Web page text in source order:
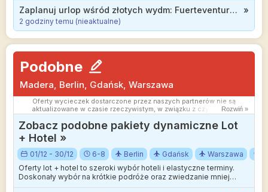
Zaplanuj urlop wśród złotych wydm: Fuerteventura, 3* hotel z all inclusive od 1237 zł »
2 godziny temu (nieaktualne)
Podobne
Madera, Berlin, Gdańsk, Warszawa
Oferty wycieczek dostarczone przez naszych partnerów nie są
aktualizowane w czasie rzeczywistym, w związku z czym ceny i
dostępność ofert mogą się nieznacznie różnić od aktualnych.
Dokładamy wszelkich starań aby rozbieżności były jak najmniejsze.
Rozwiń »
Zobacz podobne pakiety dynamiczne Lot
+ Hotel »
01/12 - 30/12 6-8 Berlin Gdańsk Warszawa
Oferty lot + hotel to szeroki wybór hoteli i elastyczne terminy.
Doskonały wybór na krótkie podróże oraz zwiedzanie mniej
wakacyjnych kierunków.